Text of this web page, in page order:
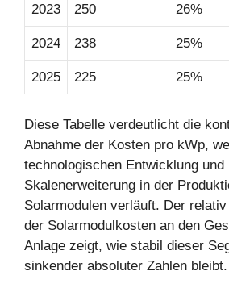
2023 250 26%
2024 238 25%
2025 225 25%
Diese Tabelle verdeutlicht die
Abnahme der Kosten pro kWp,
technologischen Entwicklung und
Skalenerweiterung in der
Solarmodulen verläuft. Der relativ
der Solarmodulkosten an den
Anlage zeigt, wie stabil dieser
sinkender absoluter Zahlen bleibt.